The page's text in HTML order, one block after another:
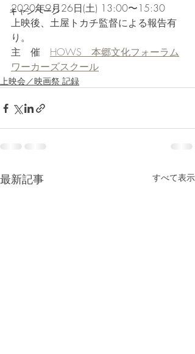
キャンペーン
2020年9月26日(土) 13:00〜15:30
上映後、土屋トカチ監督による報告有
り。
主　催 HOWS　本郷文化フォーラム
ワーカーズスクール
上映会／映画祭 記録
最新記事 すべて表示